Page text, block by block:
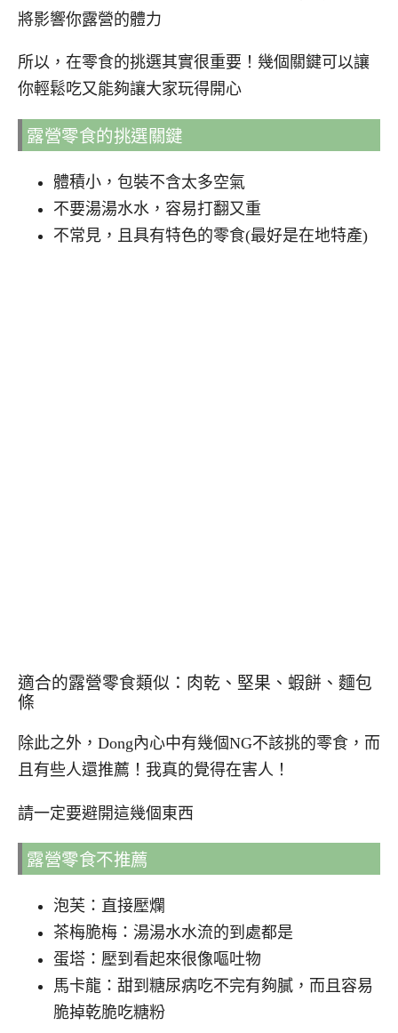
將影響你露營的體力
所以，在零食的挑選其實很重要！幾個關鍵可以讓
你輕鬆吃又能夠讓大家玩得開心
露營零食的挑選關鍵
體積小，包裝不含太多空氣
不要湯湯水水，容易打翻又重
不常見，且具有特色的零食(最好是在地特產)
適合的露營零食類似：肉乾、堅果、蝦餅、麵包
條
除此之外，Dong內心中有幾個NG不該挑的零食，而
且有些人還推薦！我真的覺得在害人！
請一定要避開這幾個東西
露營零食不推薦
泡芙：直接壓爛
茶梅脆梅：湯湯水水流的到處都是
蛋塔：壓到看起來很像嘔吐物
馬卡龍：甜到糖尿病吃不完有夠膩，而且容易
脆掉乾脆吃糖粉